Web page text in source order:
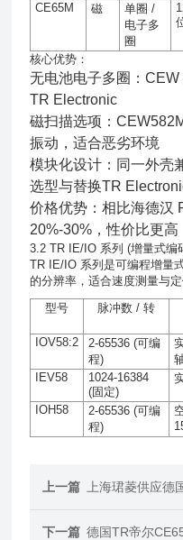
CE65M
磁 单圈 /
电子多
圈
核心优势：
无电池电子多圈：
TR Electronic
磁扫描选项：
振动，适合恶劣环境
模块化设计：同一外壳
选型与替换TR
价格优势：相比海德汉
20%-30%，性价比更高
3.2 TR IE/IO 系列 (增量式编
TR IE/IO 系列是可编程增量
的分辨率，适合速度测量与
型号
脉冲数 /转
IOV58:2 2-65536 (可编
程)
IEV58
1024-16384
(固定)
IOH58
2-65536 (可编
程)
上一篇 上海珺菱供应德
下一篇 德国TR帝尔